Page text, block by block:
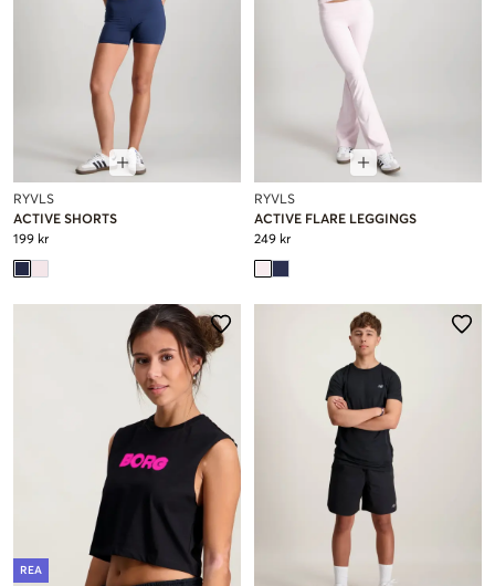
RYVLS
ACTIVE SHORTS
199 kr
RYVLS
ACTIVE FLARE LEGGINGS
249 kr
REA